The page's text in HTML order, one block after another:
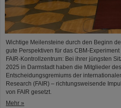
Wichtige Meilensteine durch den Beginn
gute Perspektiven für das CBM-
FAIR-Kontrollzentrum: Bei ihrer jüngsten
2025 in Darmstadt haben die Mitglieder
Entscheidungsgremiums der
Research (FAIR) – richtungsweisende
von FAIR gesetzt.
Mehr »